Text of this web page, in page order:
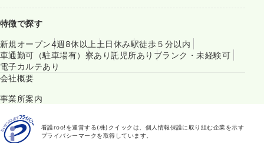
特徴で探す
新規オープン4週8休以上 土日休み駅徒歩５分以内
車通勤可（駐車場有） 寮あり託児所あり ブランク・未経験可
電子カルテあり
会社概要
事業所案内
看護roo!を運営する(株)クイックは、個人情報保護に取り組む企業を示す
プライバシーマークを取得しています。